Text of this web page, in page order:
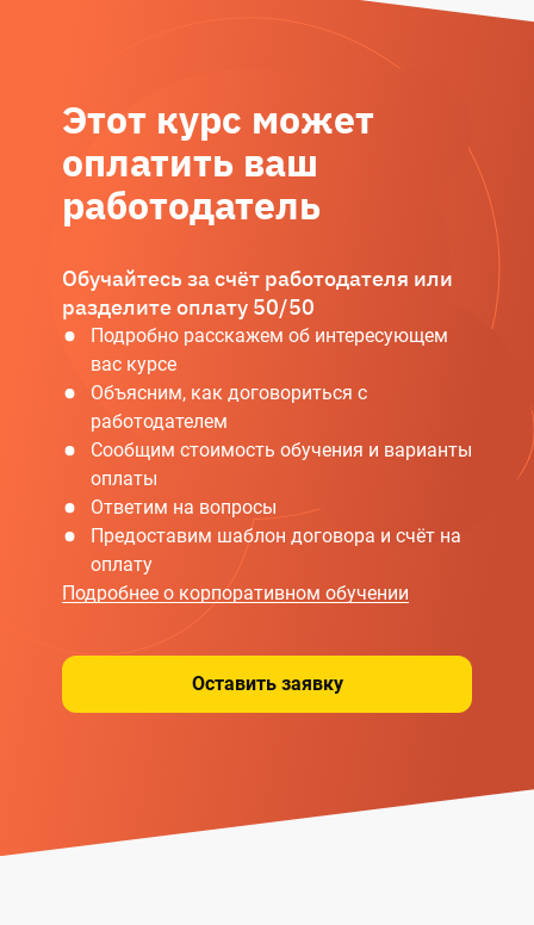
Этот курс может
оплатить ваш
работодатель
Обучайтесь за счёт работодателя или
разделите оплату 50/50
Подробно расскажем об интересующем
вас курсе
Объясним, как договориться с
работодателем
Сообщим стоимость обучения и варианты
оплаты
Ответим на вопросы
Предоставим шаблон договора и счёт на
оплату
Подробнее о корпоративном обучении
Оставить заявку